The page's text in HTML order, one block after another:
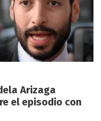
Arizaga
el episodio con